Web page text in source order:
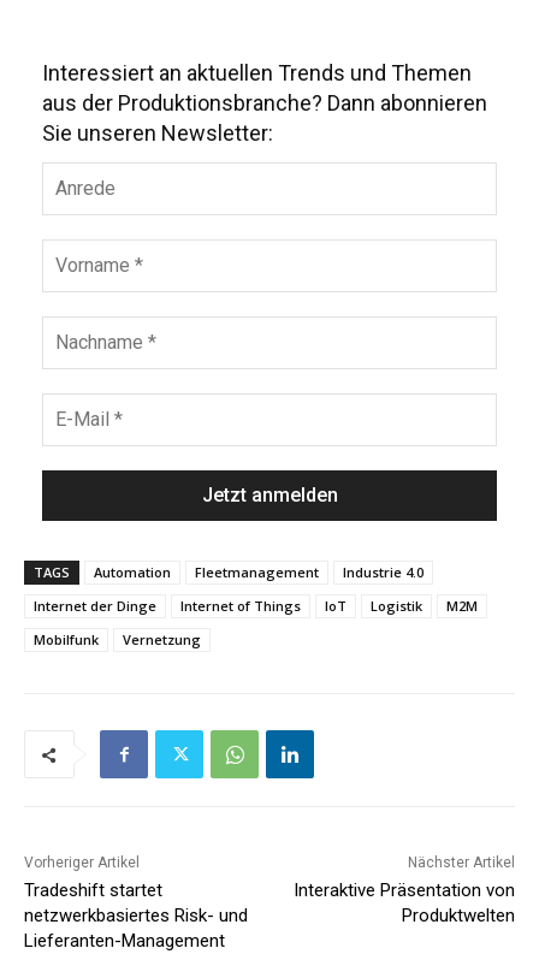
Interessiert an aktuellen Trends und Themen
aus der Produktionsbranche? Dann abonnieren
Sie unseren Newsletter:
TAGS Automation Fleetmanagement
Industrie 4.0
Internet der Dinge
Internet of Things IoT Logistik
M2M
Mobilfunk
Vernetzung
Vorheriger Artikel
Tradeshift startet
netzwerkbasiertes Risk- und
Lieferanten-Management
Nächster Artikel
Interaktive Präsentation von
Produktwelten